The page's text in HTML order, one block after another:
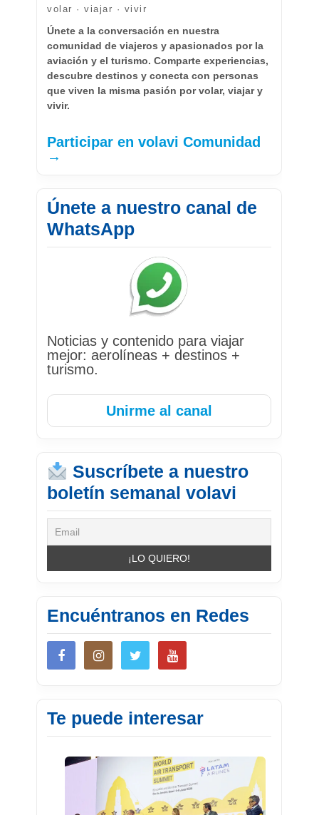
volar · viajar · vivir
Únete a la conversación en nuestra
comunidad de viajeros y apasionados por la
aviación y el turismo. Comparte experiencias,
descubre destinos y conecta con personas
que viven la misma pasión por volar, viajar y
vivir.
Participar en volavi Comunidad
→
Únete a nuestro canal de
WhatsApp
Noticias y contenido para viajar
mejor: aerolíneas + destinos +
turismo.
Unirme al canal
Suscríbete a nuestro
boletín semanal volavi
Encuéntranos en Redes
Te puede interesar